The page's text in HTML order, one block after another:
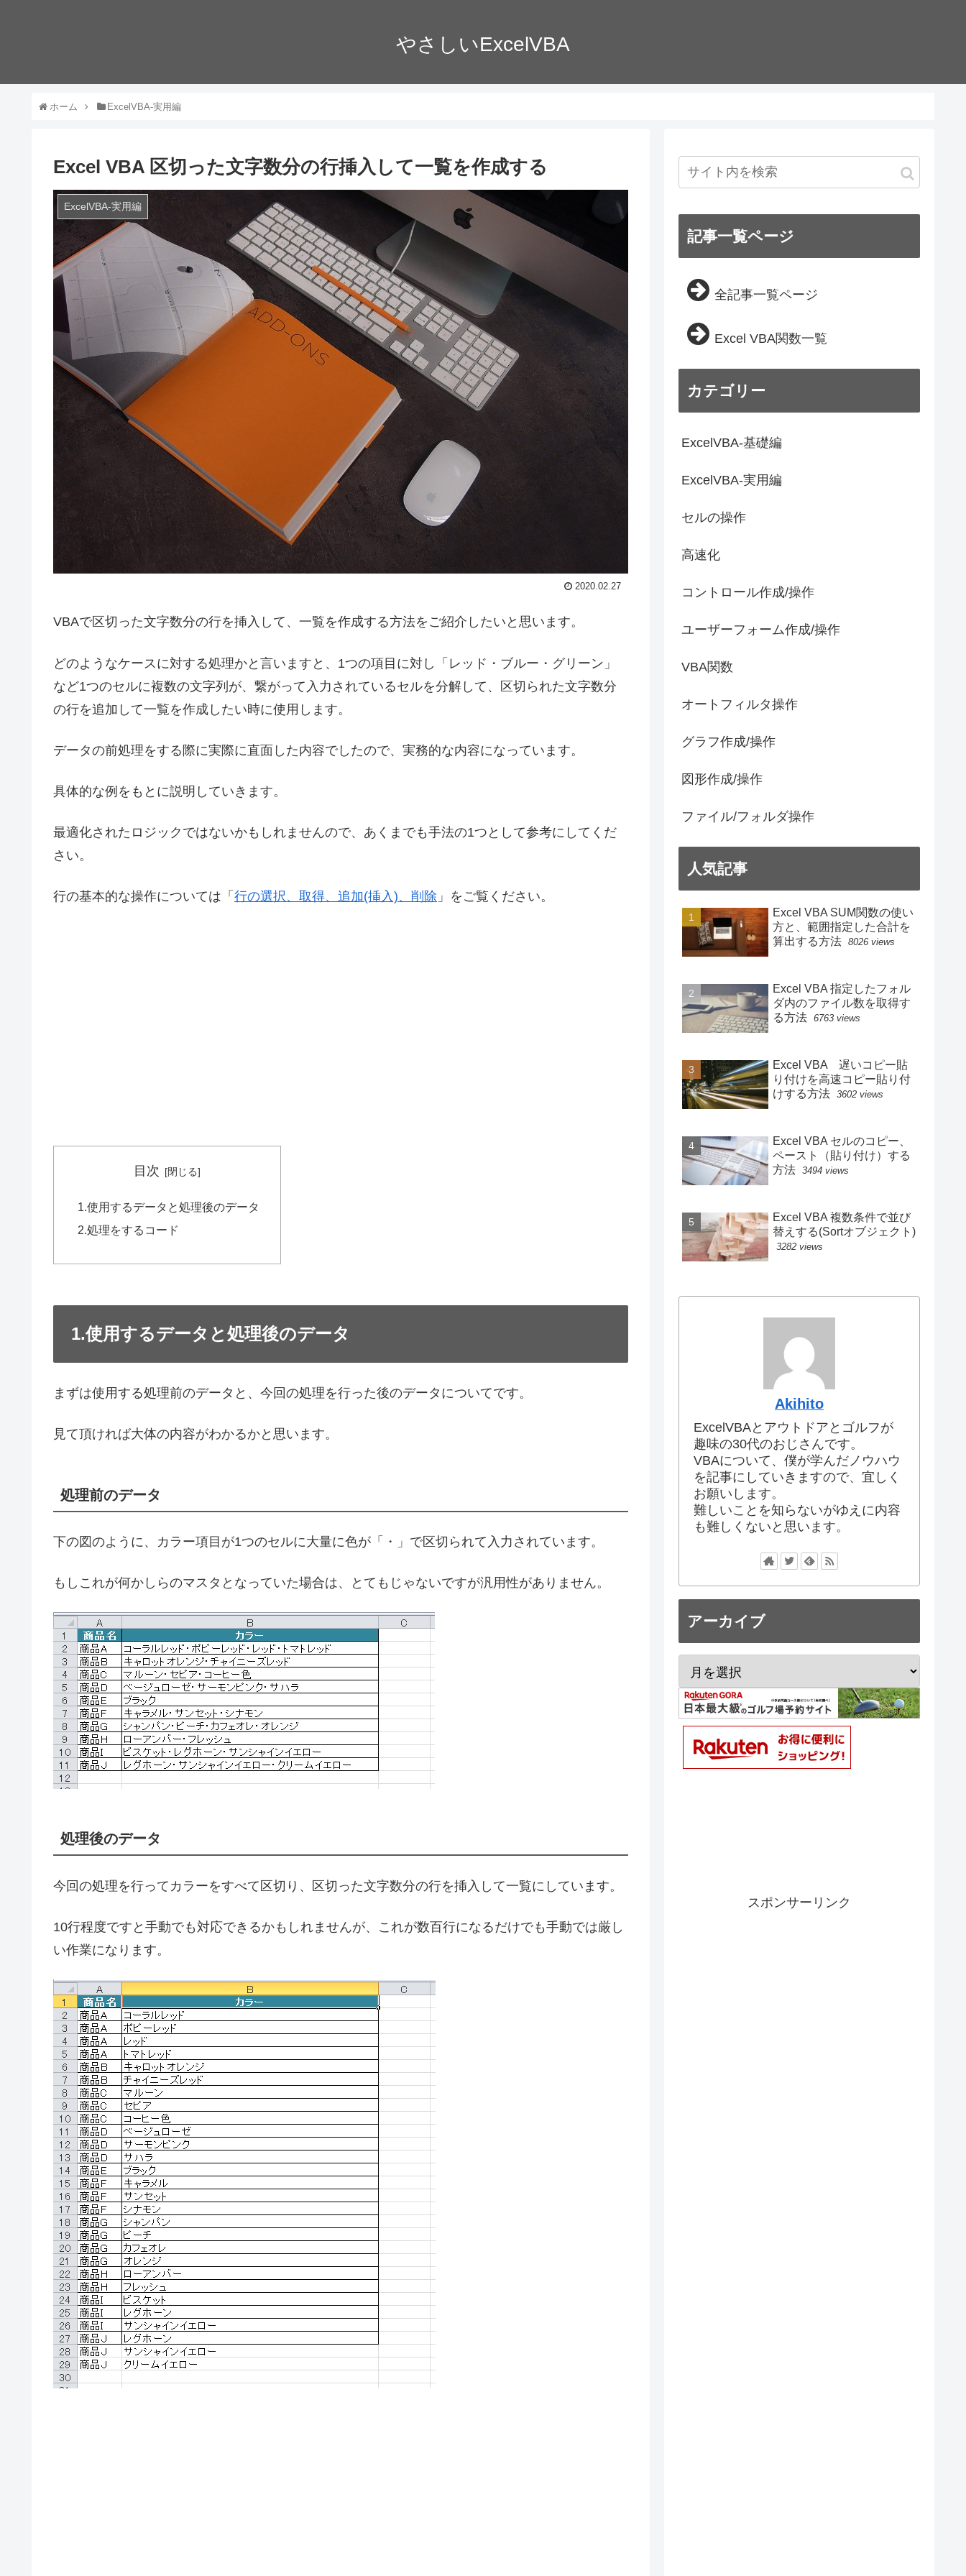
やさしいExcelVBA
ホーム ExcelVBA-実用編
Excel VBA 区切った文字数分の行挿入して一覧を作成する
ExcelVBA-実用編
2020.02.27
VBAで区切った文字数分の行を挿入して、一覧を作成する方法をご紹介したいと思います。
どのようなケースに対する処理かと言いますと、1つの項目に対し「レッド・ブルー・グリーン」
など1つのセルに複数の文字列が、繋がって入力されているセルを分解して、区切られた文字数分
の行を追加して一覧を作成したい時に使用します。
データの前処理をする際に実際に直面した内容でしたので、実務的な内容になっています。
具体的な例をもとに説明していきます。
最適化されたロジックではないかもしれませんので、あくまでも手法の1つとして参考にしてくだ
さい。
行の基本的な操作については「 行の選択、取得、追加(挿入)、削除 」をご覧ください。
目次
1.使用するデータと処理後のデータ
2.処理をするコード
1.使用するデータと処理後のデータ
まずは使用する処理前のデータと、今回の処理を行った後のデータについてです。
見て頂ければ大体の内容がわかるかと思います。
処理前のデータ
下の図のように、カラー項目が1つのセルに大量に色が「・」で区切られて入力されています。
もしこれが何かしらのマスタとなっていた場合は、とてもじゃないですが汎用性がありません。
処理後のデータ
今回の処理を行ってカラーをすべて区切り、区切った文字数分の行を挿入して一覧にしています。
10行程度ですと手動でも対応できるかもしれませんが、これが数百行になるだけでも手動では厳し
い作業になります。
記事一覧ページ
全記事一覧ページ
Excel VBA関数一覧
カテゴリー
ExcelVBA-基礎編
ExcelVBA-実用編
セルの操作
高速化
コントロール作成/操作
ユーザーフォーム作成/操作
VBA関数
オートフィルタ操作
グラフ作成/操作
図形作成/操作
ファイル/フォルダ操作
人気記事
Excel VBA SUM関数の使い
方と、範囲指定した合計を
算出する方法 8026 views
Excel VBA 指定したフォル
ダ内のファイル数を取得す
る方法 6763 views
Excel VBA 遅いコピー貼
り付けを高速コピー貼り付
けする方法 3602 views
Excel VBA セルのコピー、
ペースト（貼り付け）する
方法 3494 views
Excel VBA 複数条件で並び
替えする(Sortオブジェクト)
3282 views
Akihito
ExcelVBAとアウトドアとゴルフが
趣味の30代のおじさんです。
VBAについて、僕が学んだノウハウ
を記事にしていきますので、宜しく
お願いします。
難しいことを知らないがゆえに内容
も難しくないと思います。
アーカイブ
スポンサーリンク